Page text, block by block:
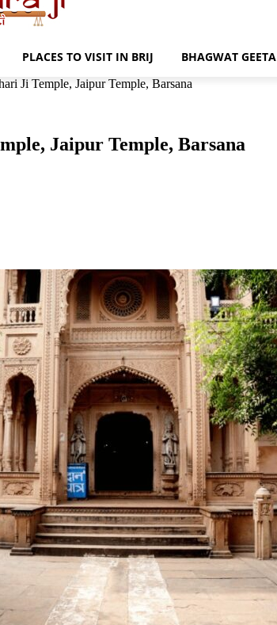
PLACES TO VISIT IN BRIJ BHAGWAT GEETA
Ji Temple, Jaipur Temple, Barsana
Jaipur Temple, Barsana